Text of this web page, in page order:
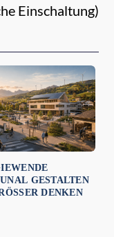
Einschaltung)
GESTALTEN
DENKEN